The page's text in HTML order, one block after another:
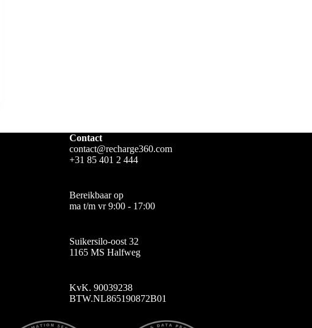
Contact
contact@recharge360.com
+31 85 401 2 444
Bereikbaar op
ma t/m vr 9:00 - 17:00
Suikersilo-oost 32
1165 MS Halfweg
KvK. 90039238
BTW.NL865190872B01